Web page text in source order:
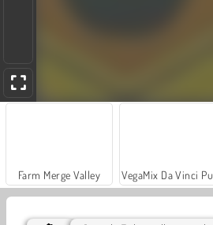
Farm Merge Valley